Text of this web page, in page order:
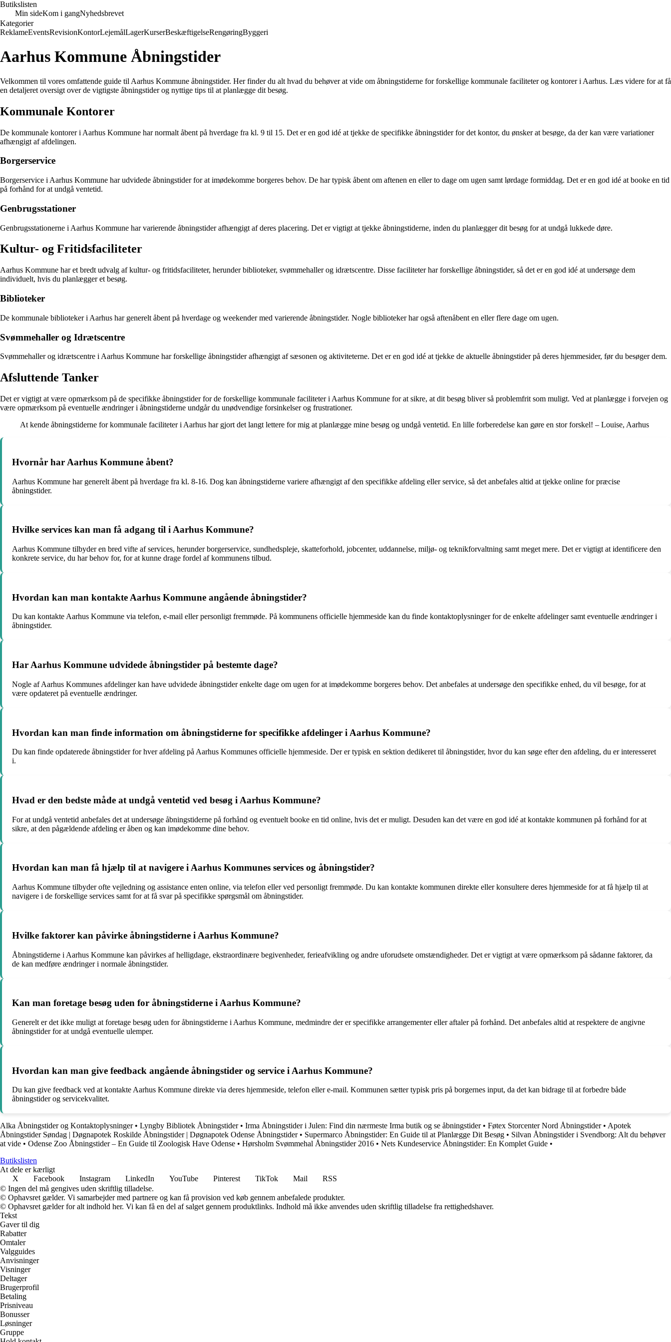
Butikslisten
Min sideKom i gangNyhedsbrevet
Kategorier
ReklameEventsRevisionKontorLejemålLagerKurserBeskæftigelseRengøringByggeri
Aarhus Kommune Åbningstider
Velkommen til vores omfattende guide til Aarhus Kommune åbningstider. Her finder du alt hvad du behøver at vide om åbningstiderne for forskellige kommunale faciliteter og kontorer i Aarhus. Læs videre for at få
en detaljeret oversigt over de vigtigste åbningstider og nyttige tips til at planlægge dit besøg.
Kommunale Kontorer
De kommunale kontorer i Aarhus Kommune har normalt åbent på hverdage fra kl. 9 til 15. Det er en god idé at tjekke de specifikke åbningstider for det kontor, du ønsker at besøge, da der kan være variationer
afhængigt af afdelingen.
Borgerservice
Borgerservice i Aarhus Kommune har udvidede åbningstider for at imødekomme borgeres behov. De har typisk åbent om aftenen en eller to dage om ugen samt lørdage formiddag. Det er en god idé at booke en tid
på forhånd for at undgå ventetid.
Genbrugsstationer
Genbrugsstationerne i Aarhus Kommune har varierende åbningstider afhængigt af deres placering. Det er vigtigt at tjekke åbningstiderne, inden du planlægger dit besøg for at undgå lukkede døre.
Kultur- og Fritidsfaciliteter
Aarhus Kommune har et bredt udvalg af kultur- og fritidsfaciliteter, herunder biblioteker, svømmehaller og idrætscentre. Disse faciliteter har forskellige åbningstider, så det er en god idé at undersøge dem
individuelt, hvis du planlægger et besøg.
Biblioteker
De kommunale biblioteker i Aarhus har generelt åbent på hverdage og weekender med varierende åbningstider. Nogle biblioteker har også aftenåbent en eller flere dage om ugen.
Svømmehaller og Idrætscentre
Svømmehaller og idrætscentre i Aarhus Kommune har forskellige åbningstider afhængigt af sæsonen og aktiviteterne. Det er en god idé at tjekke de aktuelle åbningstider på deres hjemmesider, før du besøger dem.
Afsluttende Tanker
Det er vigtigt at være opmærksom på de specifikke åbningstider for de forskellige kommunale faciliteter i Aarhus Kommune for at sikre, at dit besøg bliver så problemfrit som muligt. Ved at planlægge i forvejen og
være opmærksom på eventuelle ændringer i åbningstiderne undgår du unødvendige forsinkelser og frustrationer.
At kende åbningstiderne for kommunale faciliteter i Aarhus har gjort det langt lettere for mig at planlægge mine besøg og undgå ventetid. En lille forberedelse kan gøre en stor forskel! – Louise, Aarhus
Hvornår har Aarhus Kommune åbent?
Aarhus Kommune har generelt åbent på hverdage fra kl. 8-16. Dog kan åbningstiderne variere afhængigt af den specifikke afdeling eller service, så det anbefales altid at tjekke online for præcise
åbningstider.
Hvilke services kan man få adgang til i Aarhus Kommune?
Aarhus Kommune tilbyder en bred vifte af services, herunder borgerservice, sundhedspleje, skatteforhold, jobcenter, uddannelse, miljø- og teknikforvaltning samt meget mere. Det er vigtigt at identificere den
konkrete service, du har behov for, for at kunne drage fordel af kommunens tilbud.
Hvordan kan man kontakte Aarhus Kommune angående åbningstider?
Du kan kontakte Aarhus Kommune via telefon, e-mail eller personligt fremmøde. På kommunens officielle hjemmeside kan du finde kontaktoplysninger for de enkelte afdelinger samt eventuelle ændringer i
åbningstider.
Har Aarhus Kommune udvidede åbningstider på bestemte dage?
Nogle af Aarhus Kommunes afdelinger kan have udvidede åbningstider enkelte dage om ugen for at imødekomme borgeres behov. Det anbefales at undersøge den specifikke enhed, du vil besøge, for at
være opdateret på eventuelle ændringer.
Hvordan kan man finde information om åbningstiderne for specifikke afdelinger i Aarhus Kommune?
Du kan finde opdaterede åbningstider for hver afdeling på Aarhus Kommunes officielle hjemmeside. Der er typisk en sektion dedikeret til åbningstider, hvor du kan søge efter den afdeling, du er interesseret
i.
Hvad er den bedste måde at undgå ventetid ved besøg i Aarhus Kommune?
For at undgå ventetid anbefales det at undersøge åbningstiderne på forhånd og eventuelt booke en tid online, hvis det er muligt. Desuden kan det være en god idé at kontakte kommunen på forhånd for at
sikre, at den pågældende afdeling er åben og kan imødekomme dine behov.
Hvordan kan man få hjælp til at navigere i Aarhus Kommunes services og åbningstider?
Aarhus Kommune tilbyder ofte vejledning og assistance enten online, via telefon eller ved personligt fremmøde. Du kan kontakte kommunen direkte eller konsultere deres hjemmeside for at få hjælp til at
navigere i de forskellige services samt for at få svar på specifikke spørgsmål om åbningstider.
Hvilke faktorer kan påvirke åbningstiderne i Aarhus Kommune?
Åbningstiderne i Aarhus Kommune kan påvirkes af helligdage, ekstraordinære begivenheder, ferieafvikling og andre uforudsete omstændigheder. Det er vigtigt at være opmærksom på sådanne faktorer, da
de kan medføre ændringer i normale åbningstider.
Kan man foretage besøg uden for åbningstiderne i Aarhus Kommune?
Generelt er det ikke muligt at foretage besøg uden for åbningstiderne i Aarhus Kommune, medmindre der er specifikke arrangementer eller aftaler på forhånd. Det anbefales altid at respektere de angivne
åbningstider for at undgå eventuelle ulemper.
Hvordan kan man give feedback angående åbningstider og service i Aarhus Kommune?
Du kan give feedback ved at kontakte Aarhus Kommune direkte via deres hjemmeside, telefon eller e-mail. Kommunen sætter typisk pris på borgernes input, da det kan bidrage til at forbedre både
åbningstider og servicekvalitet.
Alka Åbningstider og Kontaktoplysninger• Lyngby Bibliotek Åbningstider• Irma Åbningstider i Julen: Find din nærmeste Irma butik og se åbningstider• Føtex Storcenter Nord Åbningstider• Apotek
Åbningstider Søndag | Døgnapotek Roskilde Åbningstider | Døgnapotek Odense Åbningstider• Supermarco Åbningstider: En Guide til at Planlægge Dit Besøg • Silvan Åbningstider i Svendborg: Alt du behøver
at vide • Odense Zoo Åbningstider – En Guide til Zoologisk Have Odense • Hørsholm Svømmehal Åbningstider 2016 • Nets Kundeservice Åbningstider: En Komplet Guide •
Butikslisten
At dele er kærligt
X
Facebook Instagram LinkedIn YouTube Pinterest TikTok Mail
RSS
© Ingen del må gengives uden skriftlig tilladelse.
© Ophavsret gælder. Vi samarbejder med partnere og kan få provision ved køb gennem anbefalede produkter.
© Ophavsret gælder for alt indhold her. Vi kan få en del af salget gennem produktlinks. Indhold må ikke anvendes uden skriftlig tilladelse fra rettighedshaver.
Tekst
Gaver til dig
Rabatter
Omtaler
Valgguides
Anvisninger
Visninger
Deltager
Brugerprofil
Betaling
Prisniveau
Bonusser
Løsninger
Gruppe